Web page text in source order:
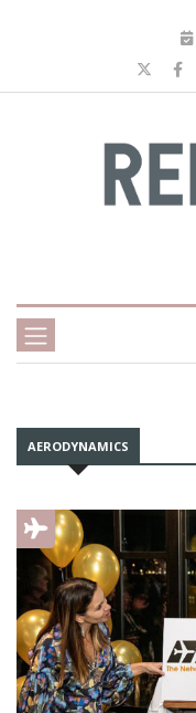
AERODYNAMICS